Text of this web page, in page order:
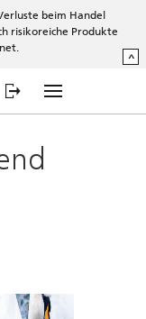
beim Handel
risikoreiche Produkte
^